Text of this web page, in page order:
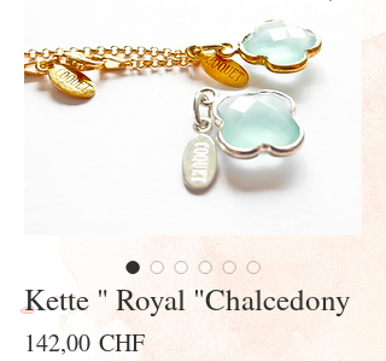
Kette " Royal "Chalcedony
142,00 CHFPreis